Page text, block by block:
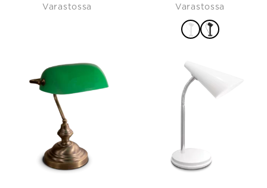
Varastossa
VAIHTOEHDOISTA
Varastossa